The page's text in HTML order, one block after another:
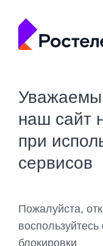
наш сайт
при
сервисов
Пожалуйста,
блокировки